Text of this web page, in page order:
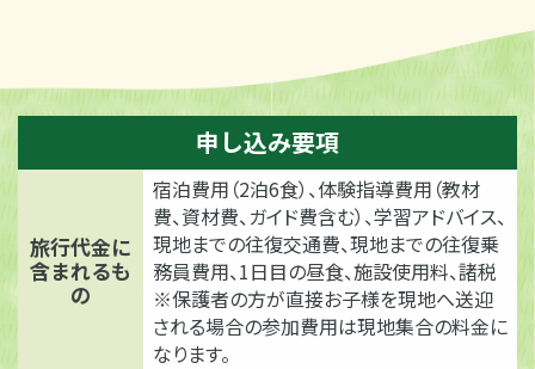
申し込み要項
旅行代金に
含まれるも
の
宿泊費用（2泊6食）、体験指導費用（教材
費、資材費、ガイド費含む）、学習アドバイス、
現地までの往復交通費、現地までの往復乗
務員費用、1日目の昼食、施設使用料、諸税
※保護者の方が直接お子様を現地へ送迎
される場合の参加費用は現地集合の料金に
なります。